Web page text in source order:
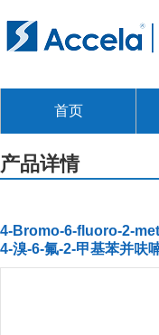
首页
产品详情
4-Bromo-6-fluoro-2-
4-溴-6-氟-2-甲基苯并呋